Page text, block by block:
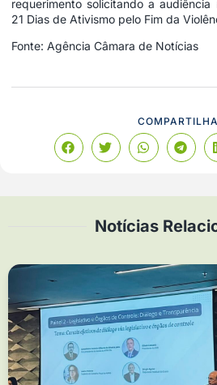
requerimento solicitando a
21 Dias de Ativismo pelo Fim da
Fonte: Agência Câmara de Notícias
Notícias